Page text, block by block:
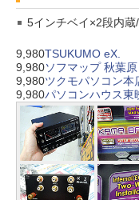
5インチベイ×2段内
9,980TSUKUMO eX.
9,980ソフマップ 秋葉
9,980ツクモパソコン本
9,980パソコンハウス東